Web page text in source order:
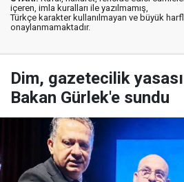
içeren, imla kuralları ile yazılmamış,
Türkçe karakter kullanılmayan ve büyük
onaylanmamaktadır.
Dim, gazetecilik yasası
Bakan Gürlek'e sundu